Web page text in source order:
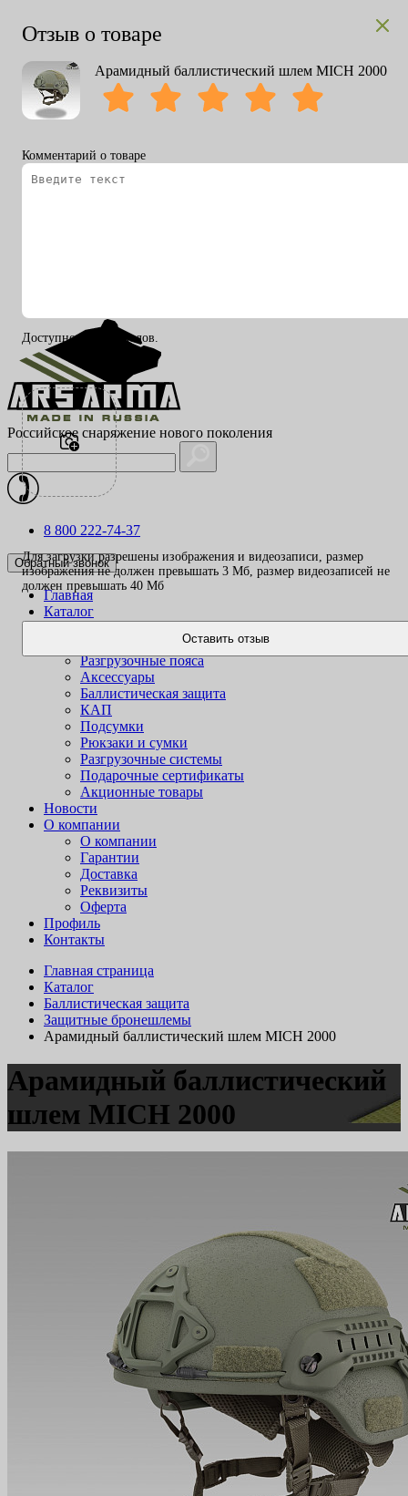
Российское снаряжение нового поколения
8 800 222-74-37
Обратный звонок
Главная
Каталог
Разгрузочные пояса
Аксессуары
Баллистическая защита
КАП
Подсумки
Рюкзаки и сумки
Разгрузочные системы
Подарочные сертификаты
Акционные товары
Новости
О компании
О компании
Гарантии
Доставка
Реквизиты
Оферта
Профиль
Контакты
Главная страница
Каталог
Баллистическая защита
Защитные бронешлемы
Арамидный баллистический шлем MICH 2000
Арамидный баллистический
шлем MICH 2000
Отзыв о товаре
Арамидный баллистический шлем MICH 2000
Комментарий о товаре
Доступно 200 символов.
Для загрузки разрешены изображения и видеозаписи, размер
изображения не должен превышать 3 Mб, размер видеозаписей не
должен превышать 40 Mб
Оставить отзыв